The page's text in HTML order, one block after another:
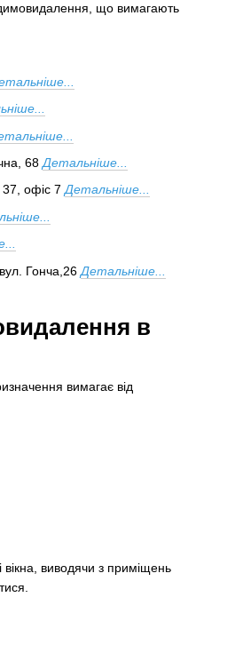
димовидалення, що вимагають
68 Детальніше...
37, офіс 7 Детальніше...
Гонча,26 Детальніше...
в
вимагає від
вікна, виводячи з приміщень